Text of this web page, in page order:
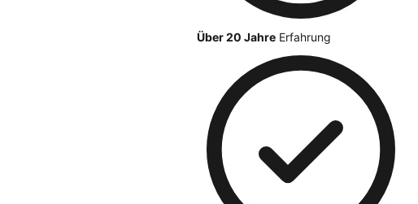
Über 20 Jahre Erfahrung